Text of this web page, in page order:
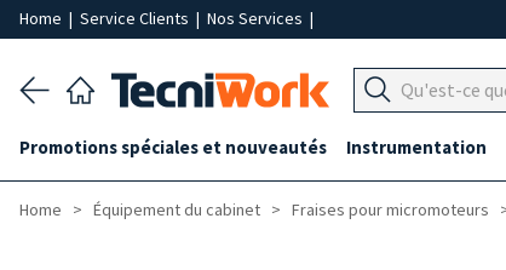
Home | Service Clients | Nos Services |
Promotions spéciales et nouveautés Instrumentation
Home Équipement du cabinet Fraises pour micromoteurs